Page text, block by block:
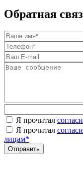
Обратная
Я прочитал
Я прочитал
лицам*